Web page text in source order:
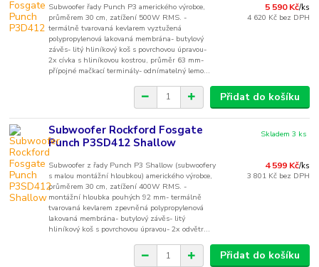
Subwoofer řady Punch P3 amerického výrobce,
průměrem 30 cm, zatížení 500W RMS. -
termálně tvarovaná kevlarem vyztužená
polypropylenová lakovaná membrána- butylový
závěs- litý hliníkový koš s povrchovou úpravou-
2x cívka s hliníkovou kostrou, průměr 63 mm-
přípojné mačkací terminály- odnímatelný lemo...
5 590 Kč/ks
4 620 Kč bez DPH
Přidat do košíku
Subwoofer Rockford Fosgate
Punch P3SD412 Shallow
Subwoofer z řady Punch P3 Shallow (subwoofery
s malou montážní hloubkou) amerického výrobce,
průměrem 30 cm, zatížení 400W RMS. -
montážní hloubka pouhých 92 mm- termálně
tvarovaná kevlarem zpevněná polypropylenová
lakovaná membrána- butylový závěs- litý
hliníkový koš s povrchovou úpravou- 2x odvětr...
4 599 Kč/ks
3 801 Kč bez DPH
Skladem 3 ks
Přidat do košíku